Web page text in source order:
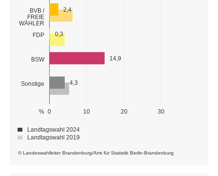
BVB /
FREIE
WÄHLER
FDP
BSW
Sonstige
0 10 20 30
%
2,4
0,3
14,9
4,3
© Landeswahlleiter Brandenburg/Amt für Statistik Berlin-Brandenburg
Landtagswahl 2024
Landtagswahl 2019